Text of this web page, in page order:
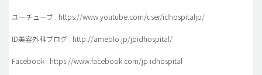
ユーチューブ : https://www.youtube.com/user/idhospitaljp/
ID美容外科ブログ : http://ameblo.jp/jpidhospital/
Facebook : https://www.facebook.com/jp.idhospital